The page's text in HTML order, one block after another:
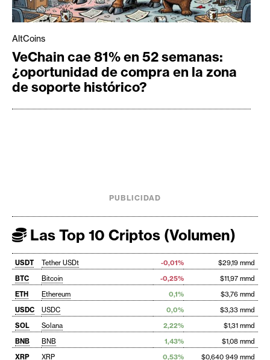
AltCoins
VeChain cae 81% en 52 semanas:
¿oportunidad de compra en la zona
de soporte histórico?
PUBLICIDAD
Las Top 10 Criptos (Volumen)
USDT Tether USDt -0,01%
$29,19 mmd
BTC
Bitcoin -0,25%
$11,97 mmd
ETH
Ethereum 0,1%
$3,76 mmd
USDC
USDC 0,0%
$3,33 mmd
SOL
Solana 2,22%
$1,31 mmd
BNB
BNB 1,43%
$1,08 mmd
XRP
XRP 0,53%
$0,640 949 mmd